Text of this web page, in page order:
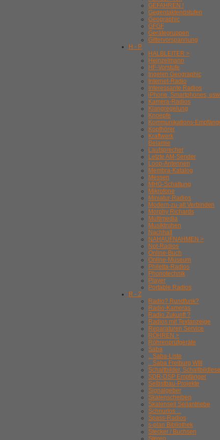
GEFAHREN !
Gegentaktendstufen
Geographic
GFGF
Gerätegruppen
Gittervorspannung
H - P
HALBLEITER >
Heinzelmann
HF-Vorstufe
Ingelen Geographic
Internet-Radio
Interessante Radios
iPhone, Smartphones,
Kamera-Radios
Klangregelung
Knoepfe
Kommunikations-
Kopfhörer
Kraftwerk
Belamie
Lautsprecher
Letzte AM-Sender
Loop-Antennen
Membra-Katalog
Messen
MHG-Schaltung
Mikrofone
Miniatur-Radios
Modern-zu-alt Verbinden
Morphy Richards
Multimedia
Musiktruhen
Nachhall
NAHAUFNAHMEN >
Not-Radios
Online-Buch
Online-Museum
Philetta-Radios
Phonotechnik
Player
Portable Radios
R - Z
Radio? Rundfunk?
Radio-Kameras
Radio Zukunft ?
Radios mit Textanzeige
Reparaturen Service
RÖHREN >
Röhrenprüfgeräte
Saba
.. Saba-Liste
.. Saba Freiburg WIII
Schaltbilder,
SDR-DSP Empfänger
Selbstbau-Projekte
Signalgeber
Skalenscheiben
Skalenseil Seilantriebe
Schnurlos ...
Spass-Radios
s-plan Bibliothek
Stecker / Buchsen
Stereo